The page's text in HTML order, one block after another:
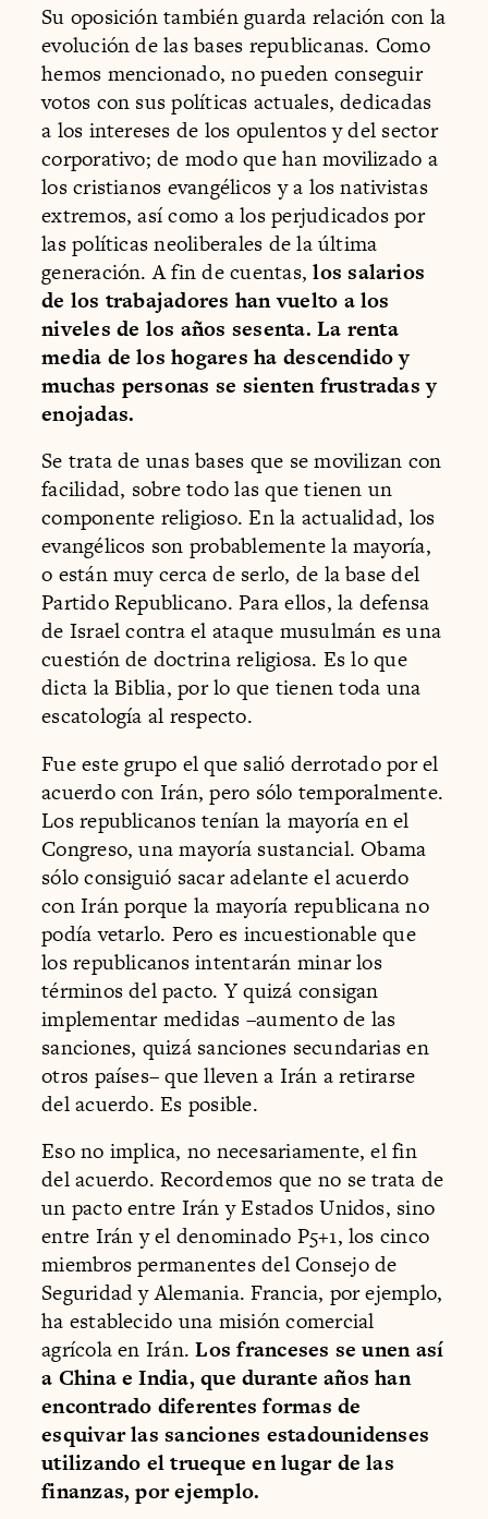
Su oposición también guarda relación con la
evolución de las bases republicanas. Como
hemos mencionado, no pueden conseguir
votos con sus políticas actuales, dedicadas
a los intereses de los opulentos y del sector
corporativo; de modo que han movilizado a
los cristianos evangélicos y a los nativistas
extremos, así como a los perjudicados por
las políticas neoliberales de la última
generación. A fin de cuentas,los salarios
de los trabajadores han vuelto a los
niveles de los años sesenta. La renta
media de los hogares ha descendido y
muchas personas se sienten frustradas y
enojadas.
Se trata de unas bases que se movilizan con
facilidad, sobre todo las que tienen un
componente religioso. En la actualidad, los
evangélicos son probablemente la mayoría,
o están muy cerca de serlo, de la base del
Partido Republicano. Para ellos, la defensa
de Israel contra el ataque musulmán es una
cuestión de doctrina religiosa. Es lo que
dicta la Biblia, por lo que tienen toda una
escatología al respecto.
Fue este grupo el que salió derrotado por el
acuerdo con Irán, pero sólo temporalmente.
Los republicanos tenían la mayoría en el
Congreso, una mayoría sustancial. Obama
sólo consiguió sacar adelante el acuerdo
con Irán porque la mayoría republicana no
podía vetarlo. Pero es incuestionable que
los republicanos intentarán minar los
términos del pacto. Y quizá consigan
implementar medidas –aumento de las
sanciones, quizá sanciones secundarias en
otros países– que lleven a Irán a retirarse
del acuerdo. Es posible.
Eso no implica, no necesariamente, el fin
del acuerdo. Recordemos que no se trata de
un pacto entre Irán y Estados Unidos, sino
entre Irán y el denominado P5+1, los cinco
miembros permanentes del Consejo de
Seguridad y Alemania. Francia, por ejemplo,
ha establecido una misión comercial
agrícola en Irán.Los franceses se unen así
a China e India, que durante años han
encontrado diferentes formas de
esquivar las sanciones estadounidenses
utilizando el trueque en lugar de las
finanzas, por ejemplo.